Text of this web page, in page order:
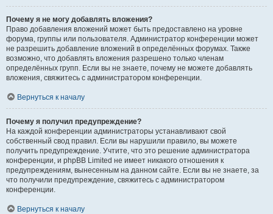
Почему я не могу добавлять вложения?
Право добавления вложений может быть предоставлено на уровне
форума, группы или пользователя. Администратор конференции может
не разрешить добавление вложений в определённых форумах. Также
возможно, что добавлять вложения разрешено только членам
определённых групп. Если вы не знаете, почему не можете добавлять
вложения, свяжитесь с администратором конференции.
Вернуться к началу
Почему я получил предупреждение?
На каждой конференции администраторы устанавливают свой
собственный свод правил. Если вы нарушили правило, вы можете
получить предупреждение. Учтите, что это решение администратора
конференции, и phpBB Limited не имеет никакого отношения к
предупреждениям, вынесенным на данном сайте. Если вы не знаете, за
что получили предупреждение, свяжитесь с администратором
конференции.
Вернуться к началу